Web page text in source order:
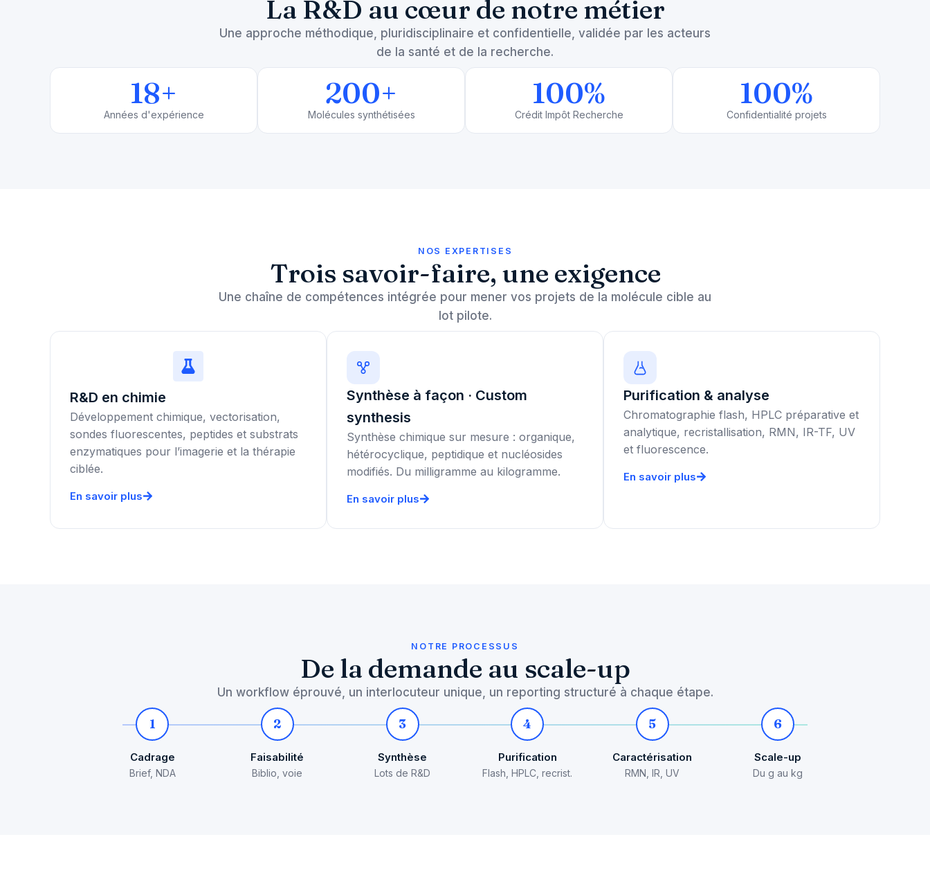
La R&D au cœur de notre métier
Une approche méthodique, pluridisciplinaire et confidentielle, validée par les acteurs
de la santé et de la recherche.
Années d'expérience
18+
Molécules synthétisées
200+
Crédit Impôt Recherche
100%
Confidentialité projets
100%
NOS EXPERTISES
Trois savoir-faire, une exigence
Une chaîne de compétences intégrée pour mener vos projets de la molécule cible au
lot pilote.
R&D en chimie
Développement chimique, vectorisation,
sondes fluorescentes, peptides et substrats
enzymatiques pour l’imagerie et la thérapie
ciblée.
En savoir plus
Synthèse à façon · Custom
synthesis
Synthèse chimique sur mesure : organique,
hétérocyclique, peptidique et nucléosides
modifiés. Du milligramme au kilogramme.
En savoir plus
Purification & analyse
Chromatographie flash, HPLC préparative et
analytique, recristallisation, RMN, IR-TF, UV
et fluorescence.
En savoir plus
NOTRE PROCESSUS
De la demande au scale-up
Un workflow éprouvé, un interlocuteur unique, un reporting structuré à chaque étape.
1
Cadrage
Brief, NDA
2
Faisabilité
Biblio, voie
3
Synthèse
Lots de R&D
4
Purification
Flash, HPLC, recrist.
5
Caractérisation
RMN, IR, UV
6
Scale-up
Du g au kg